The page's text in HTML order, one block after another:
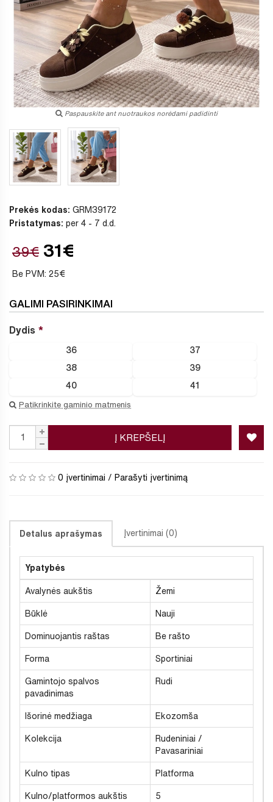
Paspauskite ant nuotraukos norėdami padidinti
Prekės kodas: GRM39172
Pristatymas: per 4 - 7 d.d.
39€ 31€
Be PVM: 25€
GALIMI PASIRINKIMAI
Dydis
36 37
38 39
40 41
Patikrinkite gaminio matmenis
Į KREPŠELĮ
0 įvertinimai / Parašyti įvertinimą
Detalus aprašymas Įvertinimai (0)
Ypatybės
Avalynės aukštis Žemi
Būklė Nauji
Dominuojantis raštas Be rašto
Forma Sportiniai
Gamintojo spalvos
pavadinimas
Rudi
Išorinė medžiaga Ekozomša
Kolekcija
Rudeniniai /
Pavasariniai
Kulno tipas Platforma
Kulno/platformos aukštis 5